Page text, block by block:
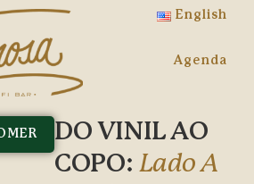
English
Agenda
DO VINIL AO
COPO: Lado A